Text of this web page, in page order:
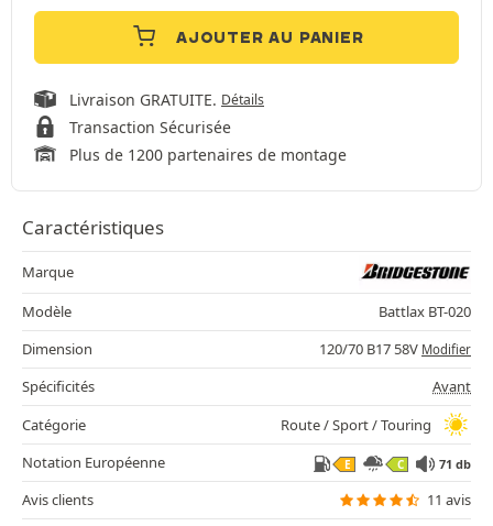
AJOUTER AU PANIER
Livraison GRATUITE. Détails
Transaction Sécurisée
Plus de 1200 partenaires de montage
Caractéristiques
Marque
Modèle
Battlax BT-020
Dimension
120/70 B17 58V Modifier
Spécificités
Avant
Catégorie
Route / Sport / Touring
Notation Européenne
E C 71 db
Avis clients
11 avis